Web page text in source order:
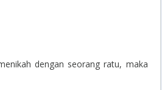
dengan seorang ratu, maka